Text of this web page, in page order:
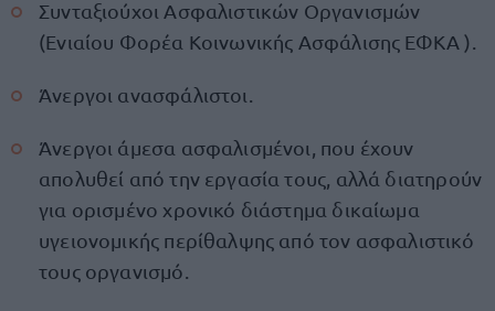
Συνταξιούχοι Ασφαλιστικών Οργανισμών
(Ενιαίου Φορέα Κοινωνικής Ασφάλισης ΕΦΚΑ ).
Άνεργοι ανασφάλιστοι.
Άνεργοι άμεσα ασφαλισμένοι, που έχουν
απολυθεί από την εργασία τους, αλλά διατηρούν
για ορισμένο χρονικό διάστημα δικαίωμα
υγειονομικής περίθαλψης από τον ασφαλιστικό
τους οργανισμό.